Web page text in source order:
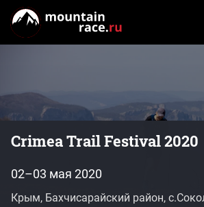
Crimea Trail Festival 2020
02–03 мая 2020
Крым, Бахчисарайский район,